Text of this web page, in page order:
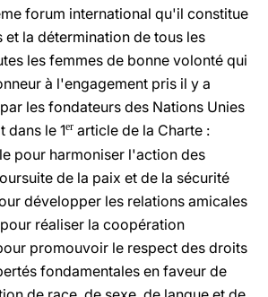
forum international qu'il constitue
la détermination de tous les
les femmes de bonne volonté qui
à l'engagement pris il y a
les fondateurs des Nations Unies
dans le 1er article de la Charte :
pour harmoniser l'action des
de la paix et de la sécurité
développer les relations amicales
réaliser la coopération
promouvoir le respect des droits
fondamentales en faveur de